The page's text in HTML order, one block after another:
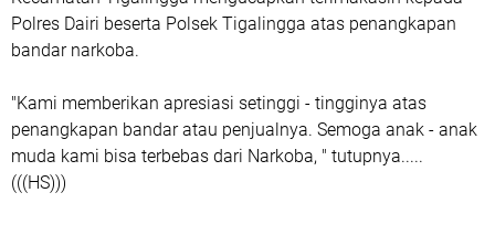
Polres Dairi beserta Polsek Tigalingga atas penangkapan
bandar narkoba.
"Kami memberikan apresiasi setinggi - tingginya atas
penangkapan bandar atau penjualnya. Semoga anak - anak
muda kami bisa terbebas dari Narkoba, " tutupnya.....
(((HS)))